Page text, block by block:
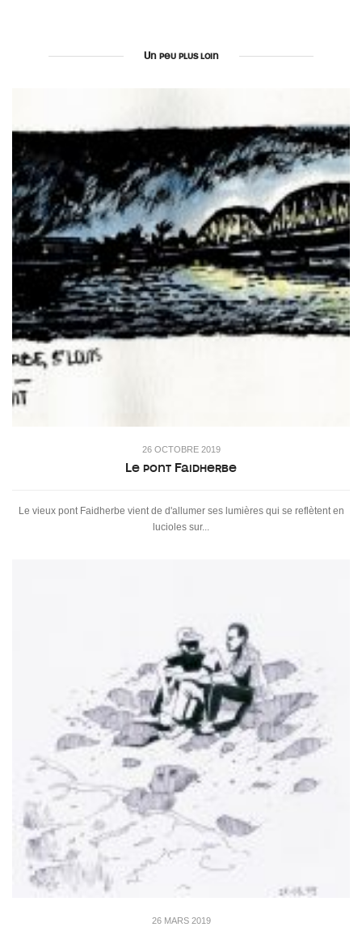
Un peu plus loin
26 OCTOBRE 2019
Le pont Faidherbe
Le vieux pont Faidherbe vient de d'allumer ses lumières qui se reflètent en
lucioles sur...
26 MARS 2019